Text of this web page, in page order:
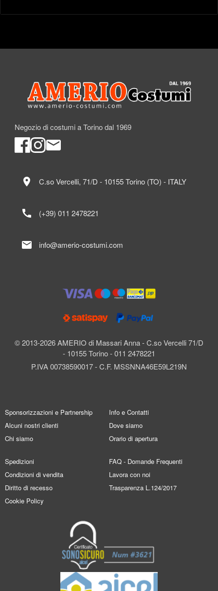
Negozio di costumi a Torino dal 1969
© 2013-2026 AMERIO di Massari Anna - C.so Vercelli 71/D
- 10155 Torino - 011 2478221
P.IVA 00738590017 - C.F. MSSNNA46E59L219N
location_on C.so Vercelli, 71/D - 10155 Torino (TO) - ITALY
call (+39) 011 2478221
mail info@amerio-costumi.com
Sponsorizzazioni e Partnership
Alcuni nostri clienti
Chi siamo
Info e Contatti
Dove siamo
Orario di apertura
Spedizioni
Condizioni di vendita
Diritto di recesso
Cookie Policy
FAQ - Domande Frequenti
Lavora con noi
Trasparenza L.124/2017